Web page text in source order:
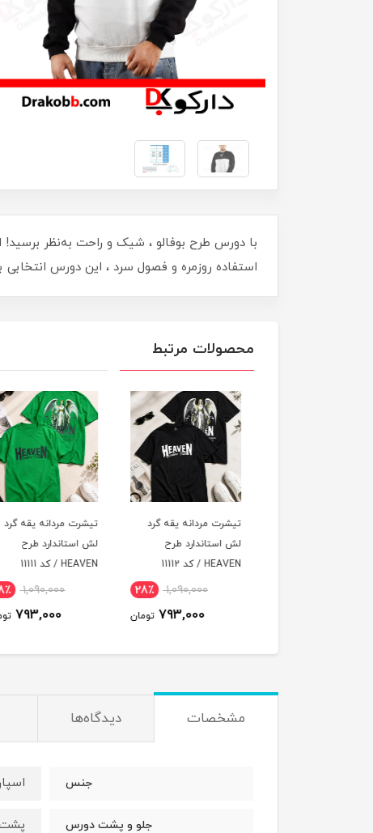
با دورس طرح بوفالو ، شیک و راحت به‌نظر
استفاده روزمره و فصول سرد ، این دورس
محصولات مرتبط
تیشرت مردانه یقه گرد
لش استاندارد طرح
HEAVEN / کد 11112
1,090,000 28٪
793,000 تومان
تیشرت مردانه یقه گرد
لش استاندارد طرح
HEAVEN / کد 11111
1,090,000
793,000
مشخصات دیدگاه‌ها
جنس
جلو و پشت دورس پشت